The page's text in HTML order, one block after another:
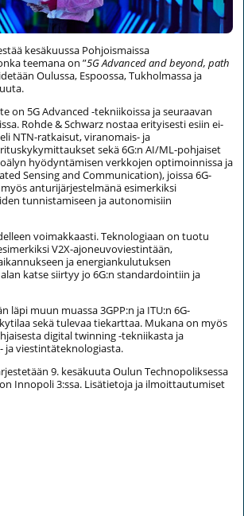
kesäkuussa Pohjoismaissa
teemana on ”5G Advanced and beyond, path
Oulussa, Espoossa, Tukholmassa ja
on 5G Advanced -tekniikoissa ja seuraavan
Rohde & Schwarz nostaa erityisesti esiin ei-
NTN-ratkaisut, viranomais- ja
sekä 6G:n AI/ML-pohjaiset
hyödyntämisen verkkojen optimoinnissa ja
Sensing and Communication), joissa 6G-
anturijärjestelmänä esimerkiksi
tunnistamiseen ja autonomisiin
voimakkaasti. Teknologiaan on tuotu
V2X-ajoneuvoviestintään,
ja energiankulutuksen
katse siirtyy jo 6G:n standardointiin ja
läpi muun muassa 3GPP:n ja ITU:n 6G-
sekä tulevaa tiekarttaa. Mukana on myös
digital twinning -tekniikasta ja
ja viestintäteknologiasta.
9. kesäkuuta Oulun Technopoliksessa
Innopoli 3:ssa. Lisätietoja ja ilmoittautumiset